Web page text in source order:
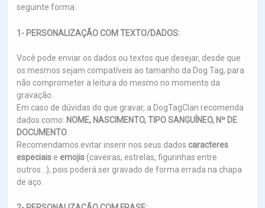
seguinte forma:
1- PERSONALIZAÇÃO COM TEXTO/DADOS:
Você pode enviar os dados ou textos que desejar, desde que
os mesmos sejam compatíveis ao tamanho da Dog Tag, para
não comprometer a leitura do mesmo no momento da
gravação.
Em caso de dúvidas do que gravar, a DogTagClan recomenda
dados como: NOME, NASCIMENTO, TIPO SANGUÍNEO, Nº DE
DOCUMENTO.
Recomendamos evitar inserir nos seus dados caracteres
especiais e emojis(caveiras, estrelas, figurinhas entre
outros...), pois poderá ser gravado de forma errada na chapa
de aço.